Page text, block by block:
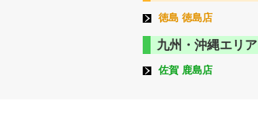
徳島 徳島店
九州・沖縄エリア
佐賀 鹿島店